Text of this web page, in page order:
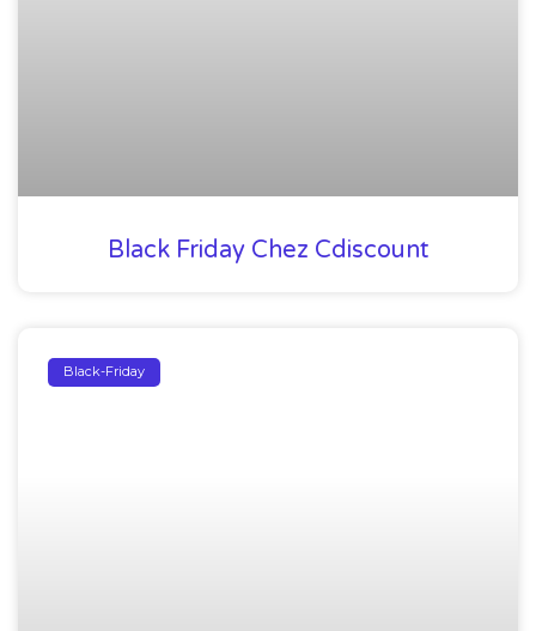
Black Friday Chez Cdiscount
Black-Friday